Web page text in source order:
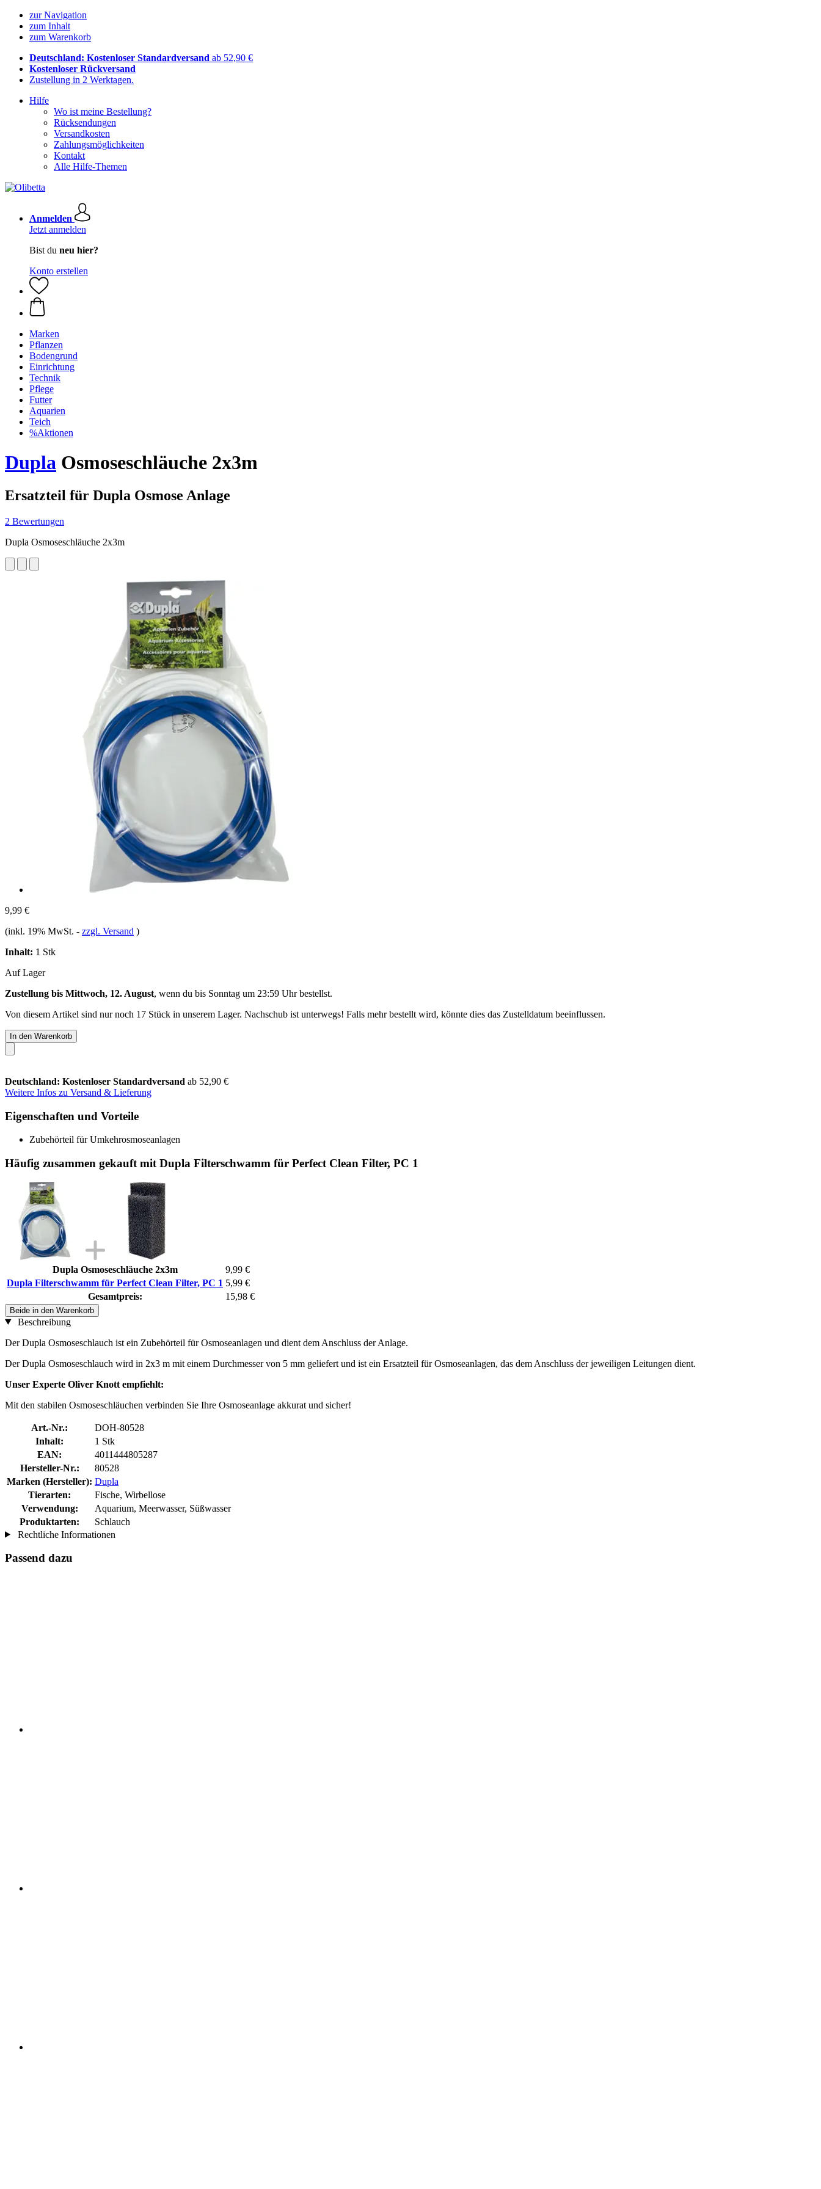
zur Navigation
zum Inhalt
zum Warenkorb
Deutschland: Kostenloser Standardversand ab 52,90 €
Kostenloser Rückversand
Zustellung in 2 Werktagen.
Hilfe
Wo ist meine Bestellung?
Rücksendungen
Versandkosten
Zahlungsmöglichkeiten
Kontakt
Alle Hilfe-Themen
Anmelden
Jetzt anmelden
Bist du neu hier?
Konto erstellen
Marken
Pflanzen
Bodengrund
Einrichtung
Technik
Pflege
Futter
Aquarien
Teich
%Aktionen
Dupla Osmoseschläuche 2x3m
Ersatzteil für Dupla Osmose Anlage
2 Bewertungen
Dupla Osmoseschläuche 2x3m
9,99 €
(inkl. 19% MwSt. - zzgl. Versand )
Inhalt: 1 Stk
Auf Lager
Zustellung bis Mittwoch, 12. August, wenn du bis Sonntag um 23:59 Uhrbestellst.
Von diesem Artikel sind nur noch 17 Stück in unserem Lager. Nachschub ist unterwegs! Falls mehr bestellt wird, könnte dies das Zustelldatum beeinflussen.
In den Warenkorb
Deutschland: Kostenloser Standardversand ab 52,90 €
Weitere Infos zu Versand & Lieferung
Eigenschaften und Vorteile
Zubehörteil für Umkehrosmoseanlagen
Häufig zusammen gekauft mit Dupla Filterschwamm für Perfect Clean Filter, PC 1
Dupla Osmoseschläuche 2x3m
9,99 €
Dupla Filterschwamm für Perfect Clean Filter, PC 1 5,99 €
Gesamtpreis:
15,98 €
Beide in den Warenkorb
Beschreibung
Der Dupla Osmoseschlauch ist ein Zubehörteil für Osmoseanlagen und dient dem Anschluss der Anlage.
Der Dupla Osmoseschlauch wird in 2x3 m mit einem Durchmesser von 5 mm geliefert und ist ein Ersatzteil für Osmoseanlagen, das dem Anschluss der jeweiligen Leitungen dient.
Unser Experte Oliver Knott empfiehlt:
Mit den stabilen Osmoseschläuchen verbinden Sie Ihre Osmoseanlage akkurat und sicher!
Art.-Nr.:
DOH-80528
Inhalt:
1 Stk
EAN:
4011444805287
Hersteller-Nr.:
80528
Marken (Hersteller): Dupla
Tierarten:
Fische, Wirbellose
Verwendung:
Aquarium, Meerwasser, Süßwasser
Produktarten:
Schlauch
Rechtliche Informationen
Passend dazu